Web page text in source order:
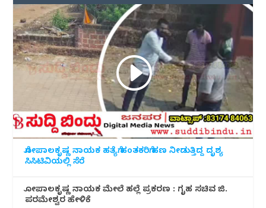
ಗೋಪಾಲಕೃಷ್ಣ ನಾಯಕ ಹತ್ಯೆಗೆ ಹಂತಕರಿಗೆ ಹಣ ನೀಡುತ್ತಿದ್ದ ದೃಶ್ಯ
ಸಿಸಿಟಿವಿಯಲ್ಲಿ ಸೆರೆ
ಗೋಪಾಲಕೃಷ್ಣ ನಾಯಕ ಮೇಲೆ ಹಲ್ಲೆ ಪ್ರಕರಣ : ಗೃಹ ಸಚಿವ ಜಿ.
ಪರಮೇಶ್ವರ ಹೇಳಿಕೆ